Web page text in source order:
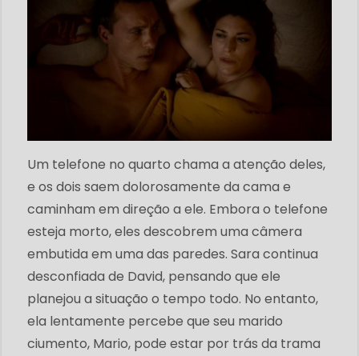
Um telefone no quarto chama a atenção deles,
e os dois saem dolorosamente da cama e
caminham em direção a ele. Embora o telefone
esteja morto, eles descobrem uma câmera
embutida em uma das paredes. Sara continua
desconfiada de David, pensando que ele
planejou a situação o tempo todo. No entanto,
ela lentamente percebe que seu marido
ciumento, Mario, pode estar por trás da trama